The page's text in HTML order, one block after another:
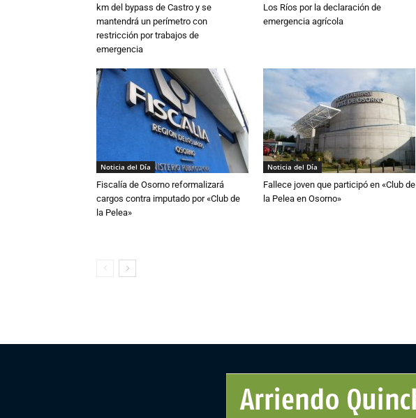
km del bypass de Castro y se
mantendrá un perímetro con
restricción por trabajos de
emergencia
Los Ríos por la declaración de
emergencia agrícola
Noticia del Día
Fiscalía de Osorno reformalizará
cargos contra imputado por «Club de
la Pelea»
Noticia del Día
Fallece joven que participó en «Club de
la Pelea en Osorno»